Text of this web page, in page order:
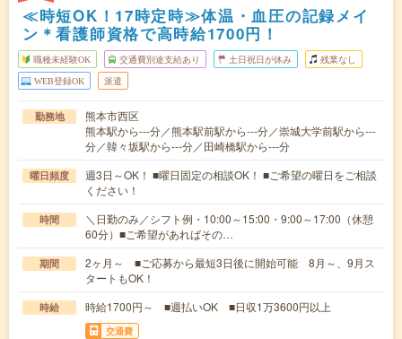
≪時短OK！17時定時≫体温・血圧の記録メイ
ン＊看護師資格で高時給1700円！
職種未経験OK 交通費別途支給あり 土日祝日が休み 残業なし
WEB登録OK 派遣
勤務地
熊本市西区
熊本駅から---分／熊本駅前駅から---分／崇城大学前駅から---
分／韓々坂駅から---分／田崎橋駅から---分
曜日頻度
週3日～OK！ ■曜日固定の相談OK！ ■ご希望の曜日をご相談
ください！
時間
＼日勤のみ／シフト例・10:00～15:00・9:00～17:00（休憩
60分）■ご希望があればその…
期間
2ヶ月～ ■ご応募から最短3日後に開始可能 8月～、9月ス
タートもOK！
時給 時給1700円～ ■週払いOK ■日収1万3600円以上
交通費